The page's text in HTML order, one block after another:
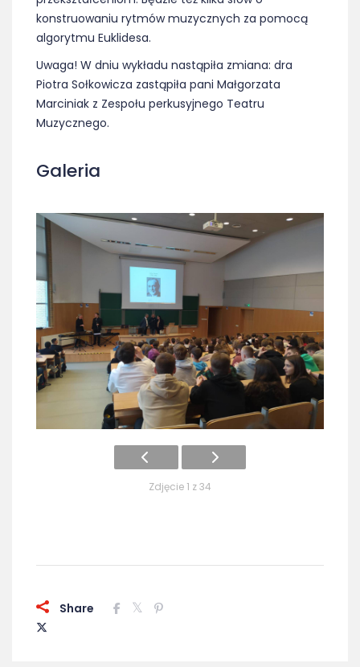
konstruowaniu rytmów muzycznych za pomocą
algorytmu Euklidesa.
Uwaga! W dniu wykładu nastąpiła zmiana: dra
Piotra Sołkowicza zastąpiła pani Małgorzata
Marciniak z Zespołu perkusyjnego Teatru
Muzycznego.
Galeria
Zdjęcie 1 z 34
Share